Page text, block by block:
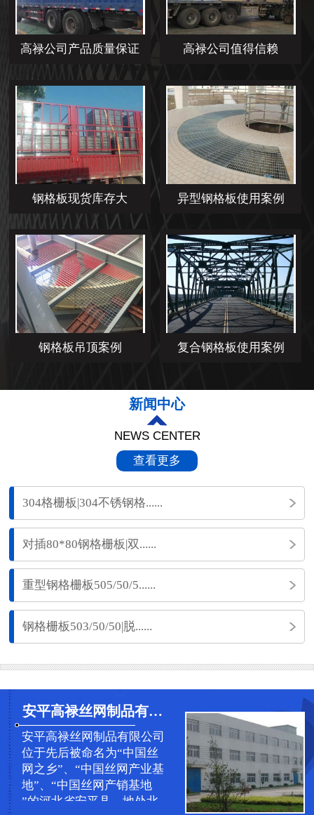
高禄公司产品质量保证 高禄公司值得信赖
钢格板现货库存大 异型钢格板使用案例
钢格板吊顶案例 复合钢格板使用案例
新闻中心
NEWS CENTER
查看更多
304格栅板|304不锈钢格......
对插80*80钢格栅板|双......
重型钢格栅板505/50/5......
钢格栅板503/50/50|脱......
安平高禄丝网制品有限公司
安平高禄丝网制品有限公司
位于先后被命名为“中国丝
网之乡”、“中国丝网产业基
地”、“中国丝网产销基地
”的河北省安平县，地处北